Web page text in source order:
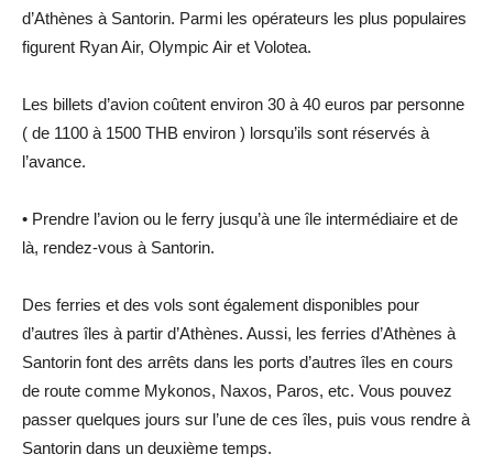
d’Athènes à Santorin. Parmi les opérateurs les plus populaires
figurent Ryan Air, Olympic Air et Volotea.
Les billets d’avion coûtent environ 30 à 40 euros par personne
( de 1100 à 1500 THB environ ) lorsqu’ils sont réservés à
l’avance.
• Prendre l’avion ou le ferry jusqu’à une île intermédiaire et de
là, rendez-vous à Santorin.
Des ferries et des vols sont également disponibles pour
d’autres îles à partir d’Athènes. Aussi, les ferries d’Athènes à
Santorin font des arrêts dans les ports d’autres îles en cours
de route comme Mykonos, Naxos, Paros, etc. Vous pouvez
passer quelques jours sur l’une de ces îles, puis vous rendre à
Santorin dans un deuxième temps.